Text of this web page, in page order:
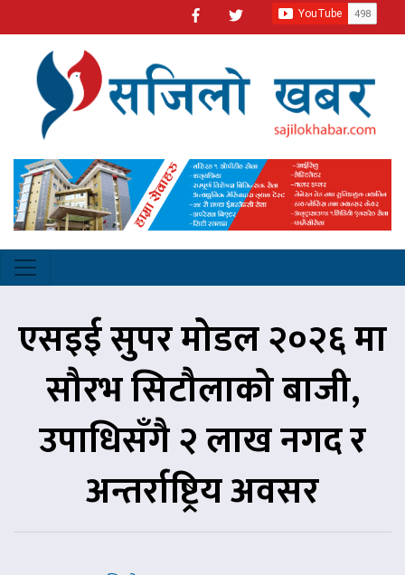
एसइई सुपर मोडल २०२६ मा
सौरभ सिटौलाको बाजी,
उपाधिसँगै २ लाख नगद र
अन्तर्राष्ट्रिय अवसर